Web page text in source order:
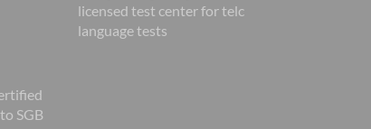
SGB
licensed test center for telc
language tests